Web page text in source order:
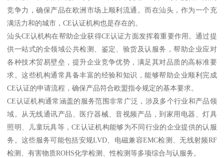
竞争力，确保产品在欧洲市场上顺利流通。而在汕头，作为一个充
满活力和的城市，CE认证机构也是存在的。
汕头CE认机构在帮助企业获得CE认证方面发挥着重要作用。通过提
供一站式的全领域公共检测、鉴定、验货及认服务，帮助企业应对
各种技术贸易壁垒，提升企业竞争优势，满足其对品质的高标准要
求。这些机构通常具备丰富的经验和知识，能够帮助企业顺利完成
CE认证的申请流程，确保产品符合欧盟指令规定的基本要求。
CE认证机构通常涵盖的服务范围非常广泛，涉及多个行业和产品领
域。从无线通讯产品、医疗器械、音视频产品，到家用电器、灯具
照明、儿童玩具等，CE认证机构能够为不同行业的企业提供的认服
务。这些服务可能包括安规LVD、电磁兼容EMC检测、无线射频RF
检测、有害物质ROHS化学检测、性检测等多项综合与认服务。